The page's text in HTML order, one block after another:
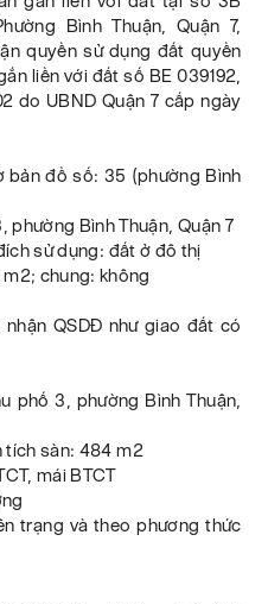
Bình Thuận, Quận 7,
quyền sử dụng đất quyền
liền với đất số BE 039192,
do UBND Quận 7 cấp ngày
đồ số: 35 (phường Bình
phường Bình Thuận, Quận 7
sử dụng: đất ở đô thị
m2; chung: không
QSDĐ như giao đất có
phố 3, phường Bình Thuận,
sàn: 484 m2
mái BTCT
trạng và theo phương thức